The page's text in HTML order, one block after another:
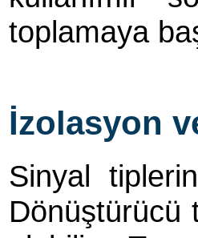
toplamaya
İzolasyon
Sinyal
Dönüştürücü